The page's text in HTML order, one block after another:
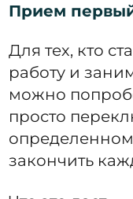
Прием
Для тех, кто
работу и
можно
просто
закончить